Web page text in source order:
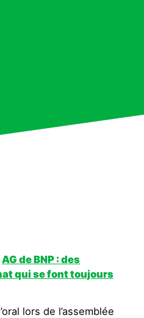
AG de BNP : des
qui se font toujours
lors de l’assemblée